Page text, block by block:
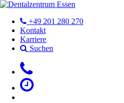
+49 201 280 270
Kontakt
Karriere
Suchen